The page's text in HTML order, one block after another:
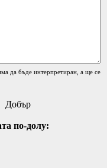
да бъде интерпретиран, а ще се
Добър
по-долу: